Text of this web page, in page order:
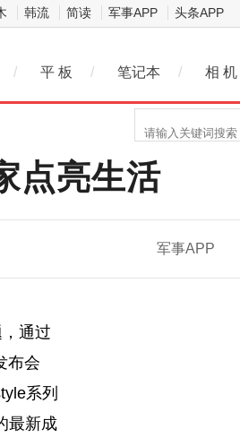
韩流 简读 军事APP 头条APP
/ 平 板 / 笔记本 / 相 机
点亮生活
军事APP
通过
布会
系列
最新成